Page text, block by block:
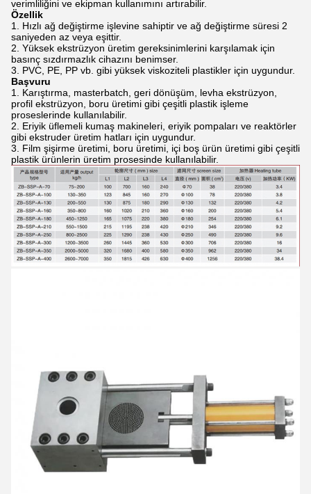
verimliliğini ve ekipman kullanımını artırabilir.
Özellik
Hızlı ağ değiştirme işlevine sahiptir ve ağ değiştirme süresi 2
saniyeden az veya eşittir.
Yüksek ekstrüzyon üretim gereksinimlerini karşılamak için
basınç sızdırmazlık cihazını benimser.
PVC, PE, PP vb. gibi yüksek viskoziteli plastikler için uygundur.
Başvuru
Karıştırma, masterbatch, geri dönüşüm, levha ekstrüzyon,
profil ekstrüzyon, boru üretimi gibi çeşitli plastik işleme
proseslerinde kullanılabilir.
Eriyik üflemeli kumaş makineleri, eriyik pompaları ve reaktörler
gibi ekstruder üretim hatları için uygundur.
Film şişirme üretimi, boru üretimi, içi boş ürün üretimi gibi çeşitli
plastik ürünlerin üretim prosesinde kullanılabilir.